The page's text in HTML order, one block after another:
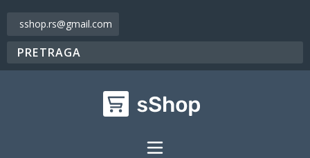
sshop.rs@gmail.com